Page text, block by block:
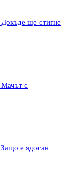
ще стигне
с
е ядосан